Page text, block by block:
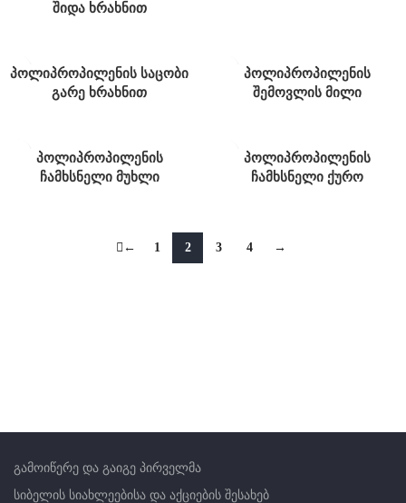
შიდა ხრახნით
პოლიპროპილენის საცობი
გარე ხრახნით
პოლიპროპილენის
შემოვლის მილი
პოლიპროპილენის
ჩამხსნელი მუხლი
პოლიპროპილენის
ჩამხსნელი ქურო
← 1 2 3 4 →
გამოიწერე და გაიგე პირველმა
სიბელის სიახლეებისა და აქციების შესახებ